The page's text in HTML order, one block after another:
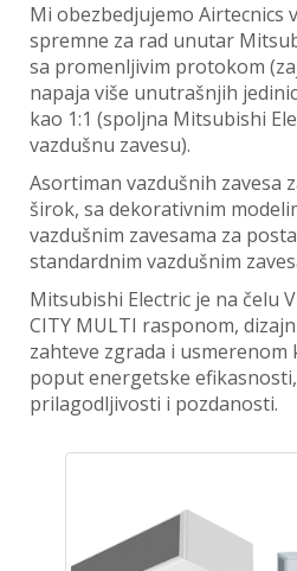
Mi obezbedjujemo Airtecnics
spremne za rad unutar
sa promenljivim protokom
napaja više unutrašnjih
kao 1:1 (spoljna Mitsubishi
vazdušnu zavesu).
Asortiman vazdušnih zavesa
širok, sa dekorativnim
vazdušnim zavesama za
standardnim vazdušnim
Mitsubishi Electric je na čelu
CITY MULTI rasponom,
zahteve zgrada i
poput energetske
prilagodljivosti i pozdanosti.